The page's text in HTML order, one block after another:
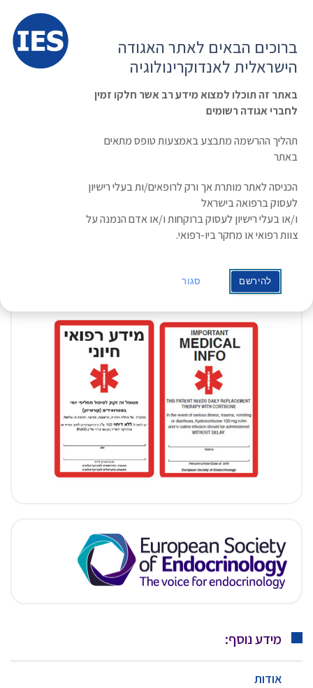
הרשמה ועדכון נתונים
כניסת חברים
ראשי » תעוד מפגש » תקצירי הכנס השנתי 2014
תקצירי הכנס השנתי 2014
תאריך: 20/03/2014
תקצירי הכנס השנתי – לחצו לפתיחה
מידע נוסף:
אודות
ברוכים הבאים לאתר האגודה
הישראלית לאנדוקרינולוגיה
באתר זה תוכלו למצוא מידע רב אשר חלקו זמין
לחברי אגודה רשומים
תהליך ההרשמה מתבצע באמצעות טופס מתאים
באתר
הכניסה לאתר מותרת אך ורק לרופאים/ות בעלי רישיון
לעסוק ברפואה בישראל
ו/או בעלי רישיון לעסוק ברוקחות ו/או אדם הנמנה על
צוות רפואי או מחקר ביו-רפואי.
להירשם סגור